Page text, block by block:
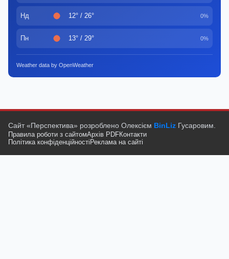
Нд 12° / 26° 0%
Пн 13° / 29° 0%
Weather data by OpenWeather
Сайт «Перспектива» розроблено Олексієм BinLiz Гусаровим.
Правила роботи з сайтомАрхів PDFКонтакти
Політика конфіденційності Реклама на сайті